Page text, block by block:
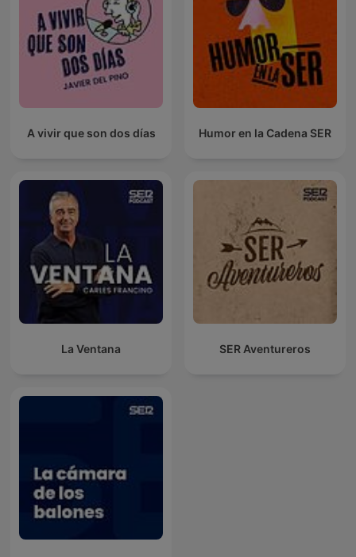
A vivir que son dos días Humor en la Cadena SER
La Ventana SER Aventureros